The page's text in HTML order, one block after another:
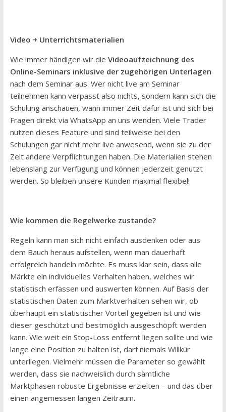
Video + Unterrichtsmaterialien
Wie immer händigen wir die Videoaufzeichnung des
Online-Seminars inklusive der zugehörigen Unterlagen
nach dem Seminar aus. Wer nicht live am Seminar
teilnehmen kann verpasst also nichts, sondern kann sich die
Schulung anschauen, wann immer Zeit dafür ist und sich bei
Fragen direkt via WhatsApp an uns wenden. Viele Trader
nutzen dieses Feature und sind teilweise bei den
Schulungen gar nicht mehr live anwesend, wenn sie zu der
Zeit andere Verpflichtungen haben. Die Materialien stehen
lebenslang zur Verfügung und können jederzeit genutzt
werden. So bleiben unsere Kunden maximal flexibel!
Wie kommen die Regelwerke zustande?
Regeln kann man sich nicht einfach ausdenken oder aus
dem Bauch heraus aufstellen, wenn man dauerhaft
erfolgreich handeln möchte. Es muss klar sein, dass alle
Märkte ein individuelles Verhalten haben, welches wir
statistisch erfassen und auswerten können. Auf Basis der
statistischen Daten zum Marktverhalten sehen wir, ob
überhaupt ein statistischer Vorteil gegeben ist und wie
dieser geschützt und bestmöglich ausgeschöpft werden
kann. Wie weit ein Stop-Loss entfernt liegen sollte und wie
lange eine Position zu halten ist, darf niemals Willkür
unterliegen. Vielmehr müssen die Parameter so gewählt
werden, dass sie nachweislich durch sämtliche
Marktphasen robuste Ergebnisse erzielten – und das über
einen angemessen langen Zeitraum.